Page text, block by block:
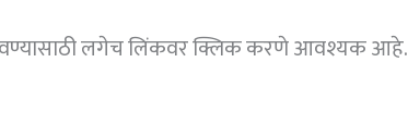
लगेच लिंकवर क्लिक करणे आवश्यक आहे.